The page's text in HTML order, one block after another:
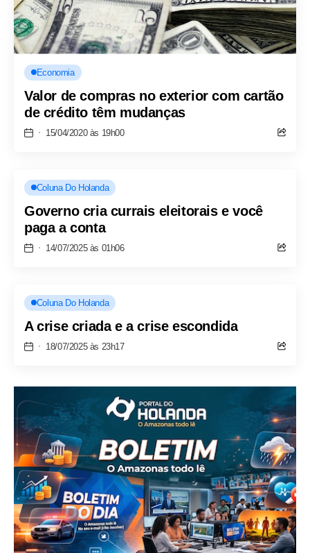
Economia
Valor de compras no exterior com cartão
de crédito têm mudanças
15/04/2020 às 19h00
Coluna Do Holanda
Governo cria currais eleitorais e você
paga a conta
14/07/2025 às 01h06
Coluna Do Holanda
A crise criada e a crise escondida
18/07/2025 às 23h17